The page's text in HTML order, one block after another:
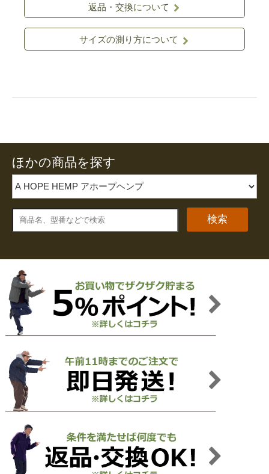
返品・交換について
サイズの測り方について
ほかの商品を探す
検索